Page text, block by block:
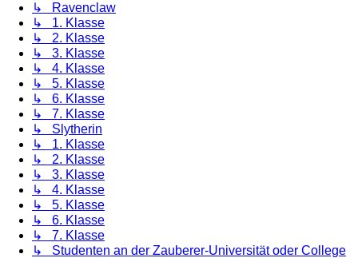
↳ Ravenclaw
↳ 1. Klasse
↳ 2. Klasse
↳ 3. Klasse
↳ 4. Klasse
↳ 5. Klasse
↳ 6. Klasse
↳ 7. Klasse
↳ Slytherin
↳ 1. Klasse
↳ 2. Klasse
↳ 3. Klasse
↳ 4. Klasse
↳ 5. Klasse
↳ 6. Klasse
↳ 7. Klasse
↳ Studenten an der Zauberer-Universität oder College